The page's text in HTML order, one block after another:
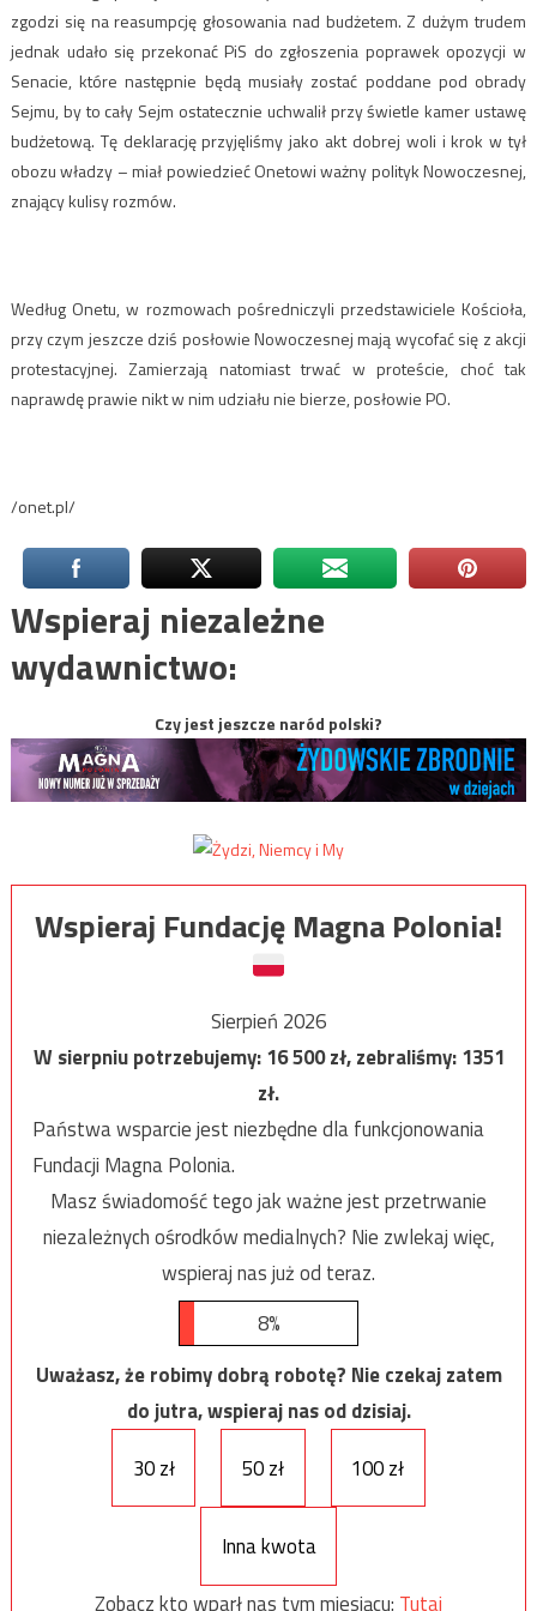
zgodzi się na reasumpcję głosowania nad budżetem. Z dużym trudem
jednak udało się przekonać PiS do zgłoszenia poprawek opozycji w
Senacie, które następnie będą musiały zostać poddane pod obrady
Sejmu, by to cały Sejm ostatecznie uchwalił przy świetle kamer ustawę
budżetową. Tę deklarację przyjęliśmy jako akt dobrej woli i krok w tył
obozu władzy – miał powiedzieć Onetowi ważny polityk Nowoczesnej,
znający kulisy rozmów.
Według Onetu, w rozmowach pośredniczyli przedstawiciele Kościoła,
przy czym jeszcze dziś posłowie Nowoczesnej mają wycofać się z akcji
protestacyjnej. Zamierzają natomiast trwać w proteście, choć tak
naprawdę prawie nikt w nim udziału nie bierze, posłowie PO.
/onet.pl/
Wspieraj niezależne
wydawnictwo:
Czy jest jeszcze naród polski?
Wspieraj Fundację Magna Polonia!
Sierpień 2026
W sierpniu potrzebujemy:16 500zł, zebraliśmy:1351
zł.
Państwa wsparcie jest niezbędne dla funkcjonowania
Fundacji Magna Polonia.
Masz świadomość tego jak ważne jest przetrwanie
niezależnych ośrodków medialnych? Nie zwlekaj więc,
wspieraj nas już od teraz.
8%
Uważasz, że robimy dobrą robotę? Nie czekaj zatem
do jutra, wspieraj nas od dzisiaj.
30 zł
50 zł 100 zł
Inna kwota
Zobacz kto wparł nas tym miesiącu: Tutaj